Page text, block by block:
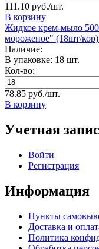
111.10 руб./шт.
В корзину
Жидкое крем-мыло
мороженое" (18шт/
Наличие:
В упаковке: 18 шт.
Кол-во:
78.85 руб./шт.
В корзину
Учетная
Войти
Регистрация
Информация
Пункты
Доставка и
Политика